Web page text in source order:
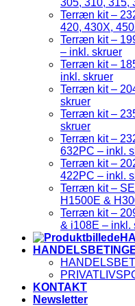
Terræn kit –
420, 430X,
Terræn kit –
– inkl. skruer
Terræn kit –
inkl. skruer
Terræn kit –
skruer
Terræn kit –
skruer
Terræn kit –
632PC – inkl.
Terræn kit –
422PC – inkl.
Terræn kit –
H1500E &
Terræn kit –
& i108E – inkl.
KONTAKT
Newsletter